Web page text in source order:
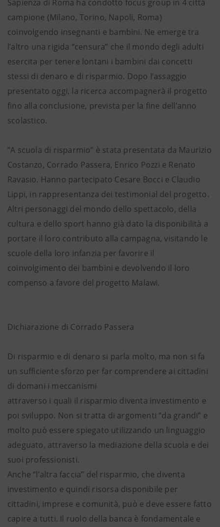
Sapienza di Roma ha condotto focus group in 4 città
campione (Milano, Torino, Napoli, Roma)
coinvolgendo insegnanti e bambini. Ne emerge tra
l’altro una rigida “censura” che il mondo degli adulti
esercita per tenere lontani i bambini dai concetti
stessi di denaro e di risparmio. Dopo l’assaggio
presentato oggi, la ricerca accompagnerà il progetto
fino alla conclusione, prevista per la fine dell’anno
scolastico.
“A scuola di risparmio” è stata presentata da Maurizio
Costanzo, Corrado Passera, Enrico Pozzi e Renato
Ravasio. Hanno partecipato Cesare Bocci e Claudio
Lippi, in rappresentanza dei testimonial del progetto.
Altri personaggi del mondo dello spettacolo, della
cultura e dello sport hanno già dato la disponibilità a
portare il loro contributo alla campagna, visitando le
scuole della loro infanzia per favorire il
coinvolgimento dei bambini e devolvendo il loro
compenso a favore del progetto Malawi.
Dichiarazione di Corrado Passera
Di risparmio e di denaro si parla molto, ma non si fa
un sufficiente sforzo per far comprendere ai cittadini
di domani i meccanismi
attraverso i quali il risparmio diventa investimento e
poi sviluppo. Non si tratta di argomenti “da grandi” e
molto può essere spiegato utilizzando un linguaggio
adeguato, attraverso la mediazione della scuola e dei
suoi professionisti.
Anche “l’altra faccia” del risparmio, che diventa
investimento e quindi risorsa disponibile per
cittadini, imprese e comunità, può e deve essere fatto
capire a tutti. Il ruolo della banca è fondamentale e